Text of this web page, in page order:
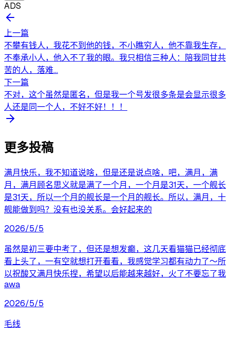
ADS
上一篇
不攀有钱人，我花不到他的钱，不小瞧穷人，他不靠我生存，
不奉承小人，他入不了我的眼。我只相信三种人：陪我同甘共
苦的人，落难...
下一篇
不对，这个虽然是匿名，但是我一个号发很多条是会显示很多
人还是同一个人，不好不好！！！
更多投稿
满月快乐，我不知道说啥，但是还是说点啥，吧，满月，满
月，满月顾名思义就是满了一个月，一个月是31天，一个舰长
是31天，所以一个月的舰长是一个月的舰长。所以，满月，十
舰能做到吗？没有也没关系。会好起来的
2026/5/5
虽然是初三要中考了，但还是想发癫，这几天看猫猫已经彻底
看上头了，一有空就想打开看看，我感觉学习都有动力了～所
以祝酸又满月快乐捏，希望以后能越来越好，火了不要忘了我
awa
2026/5/5
毛线